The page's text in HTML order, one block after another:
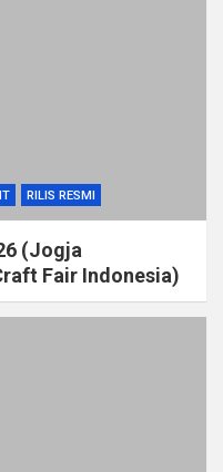
RILIS RESMI
(Jogja
Fair Indonesia)